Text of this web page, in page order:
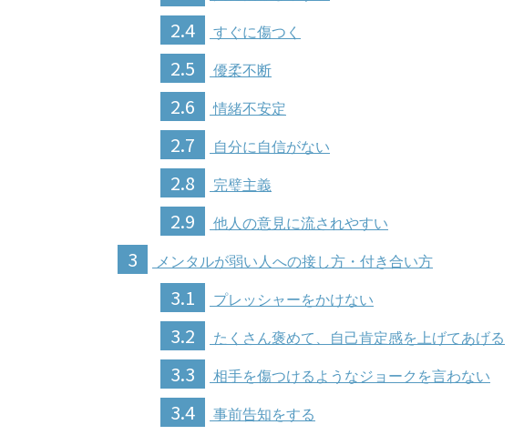
2.4 すぐに傷つく
2.5 優柔不断
2.6 情緒不安定
2.7 自分に自信がない
2.8 完璧主義
2.9 他人の意見に流されやすい
3 メンタルが弱い人への接し方・付き合い方
3.1 プレッシャーをかけない
3.2 たくさん褒めて、自己肯定感を上げてあげる
3.3 相手を傷つけるようなジョークを言わない
3.4 事前告知をする